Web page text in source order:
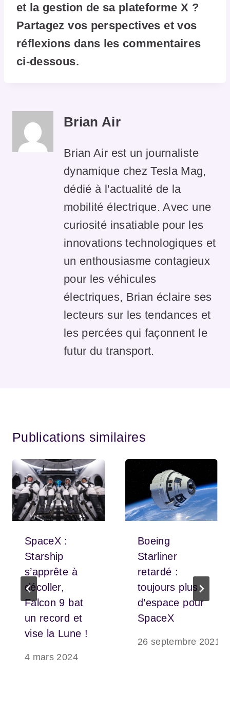
et la gestion de sa plateforme X ?
Partagez vos perspectives et vos
réflexions dans les commentaires
ci-dessous.
Brian Air
Brian Air est un journaliste
dynamique chez Tesla Mag,
dédié à l'actualité de la
mobilité électrique. Avec une
curiosité insatiable pour les
innovations technologiques et
un enthousiasme contagieux
pour les véhicules
électriques, Brian éclaire ses
lecteurs sur les tendances et
les percées qui façonnent le
futur du transport.
Publications similaires
SpaceX :
Starship
s’apprête à
décoller,
Falcon 9 bat
un record et
vise la Lune !
4 mars 2024
Boeing
Starliner
retardé :
toujours plus
d’espace pour
SpaceX
26 septembre 2021